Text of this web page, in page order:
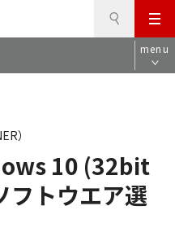
メ
ニ
ュ
menu
10 (32bit
フトウエア選
）